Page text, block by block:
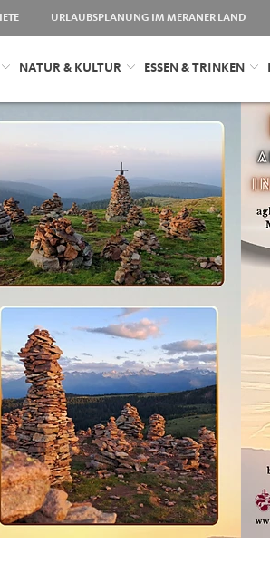
URLAUBSPLANUNG IM MERANER LAND
NATUR & KULTUR ESSEN & TRINKEN